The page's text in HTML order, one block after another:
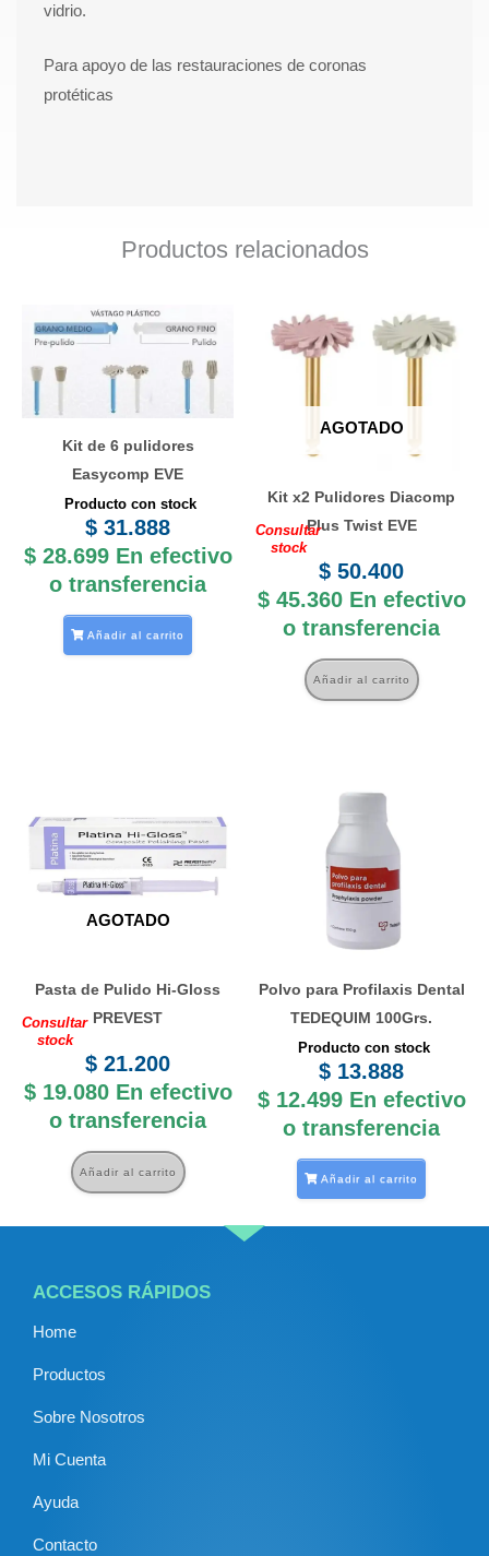
vidrio.
Para apoyo de las restauraciones de coronas
protéticas
Productos relacionados
Kit de 6 pulidores
Easycomp EVE
Producto con stock
$ 31.888
$28.699 En efectivo
o transferencia
Añadir al carrito
AGOTADO
Kit x2 Pulidores Diacomp
Plus Twist EVE
Consultar
stock
$ 50.400
$45.360 En efectivo
o transferencia
Añadir al carrito
AGOTADO
Pasta de Pulido Hi-Gloss
PREVEST
Consultar
stock
$ 21.200
$19.080 En efectivo
o transferencia
Añadir al carrito
Polvo para Profilaxis Dental
TEDEQUIM 100Grs.
Producto con stock
$ 13.888
$12.499 En efectivo
o transferencia
Añadir al carrito
ACCESOS RÁPIDOS
Home
Productos
Sobre Nosotros
Mi Cuenta
Ayuda
Contacto